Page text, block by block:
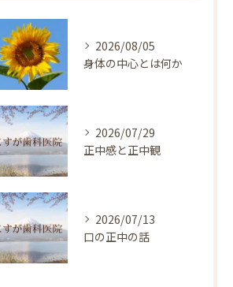
2026/08/05
身体の中心とは何か
2026/07/29
正中感と正中観
2026/07/13
口の正中の話